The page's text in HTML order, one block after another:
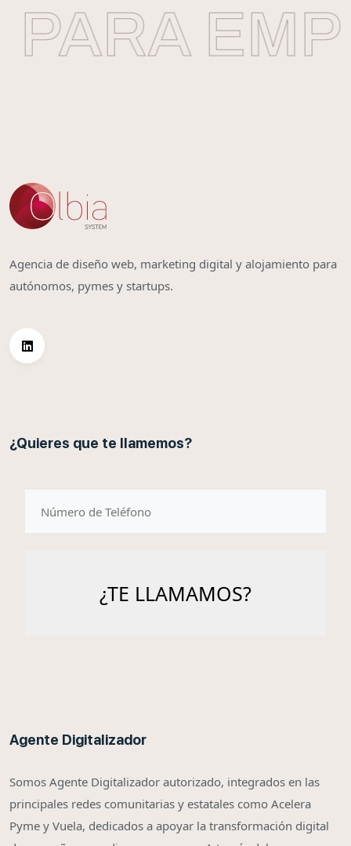
Agencia de diseño web, marketing digital y alojamiento para
autónomos, pymes y startups.
¿Quieres que te llamemos?
Agente Digitalizador
Somos Agente Digitalizador autorizado, integrados en las
principales redes comunitarias y estatales como Acelera
Pyme y Vuela, dedicados a apoyar la transformación digital